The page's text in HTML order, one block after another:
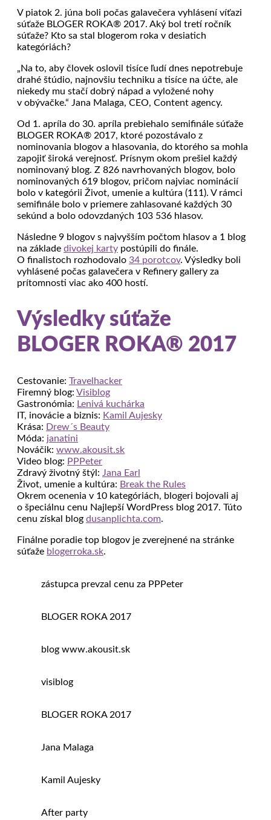
V piatok 2. júna boli počas galavečera vyhlásení víťazi
súťaže BLOGER ROKA® 2017. Aký bol tretí ročník
súťaže? Kto sa stal blogerom roka v desiatich
kategóriách?
„Na to, aby človek oslovil tisíce ľudí dnes nepotrebuje
drahé štúdio, najnovšiu techniku a tisíce na účte, ale
niekedy mu stačí dobrý nápad a vyložené nohy
v obývačke.“ Jana Malaga, CEO, Content agency.
Od 1. apríla do 30. apríla prebiehalo semifinále súťaže
BLOGER ROKA® 2017, ktoré pozostávalo z
nominovania blogov a hlasovania, do ktorého sa mohla
zapojiť široká verejnosť. Prísnym okom prešiel každý
nominovaný blog. Z 826 navrhovaných blogov, bolo
nominovaných 619 blogov, pričom najviac nominácií
bolo v kategórii Život, umenie a kultúra (111). V rámci
semifinále bolo v priemere zahlasované každých 30
sekúnd a bolo odovzdaných 103 536 hlasov.
Následne 9 blogov s najvyšším počtom hlasov a 1 blog
na základe divokej karty postúpili do finále.
O finalistoch rozhodovalo 34 porotcov. Výsledky boli
vyhlásené počas galavečera v Refinery gallery za
prítomnosti viac ako 400 hostí.
Výsledky súťaže
BLOGER ROKA® 2017
Cestovanie: Travelhacker
Firemný blog: Visiblog
Gastronómia: Lenivá kuchárka
IT, inovácie a biznis: Kamil Aujesky
Krása: Drew´s Beauty
Móda: janatini
Nováčik: www.akousit.sk
Video blog: PPPeter
Zdravý životný štýl: Jana Earl
Život, umenie a kultúra: Break the Rules
Okrem ocenenia v 10 kategóriách, blogeri bojovali aj
o špeciálnu cenu Najlepší WordPress blog 2017. Túto
cenu získal blog dusanplichta.com.
Finálne poradie top blogov je zverejnené na stránke
súťaže blogerroka.sk.
zástupca prevzal cenu za PPPeter
BLOGER ROKA 2017
blog www.akousit.sk
visiblog
BLOGER ROKA 2017
Jana Malaga
Kamil Aujesky
After party